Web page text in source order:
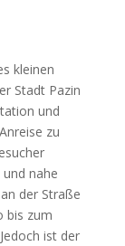
kleinen
Stadt Pazin
und
zu
nahe
der Straße
bis zum
ist der